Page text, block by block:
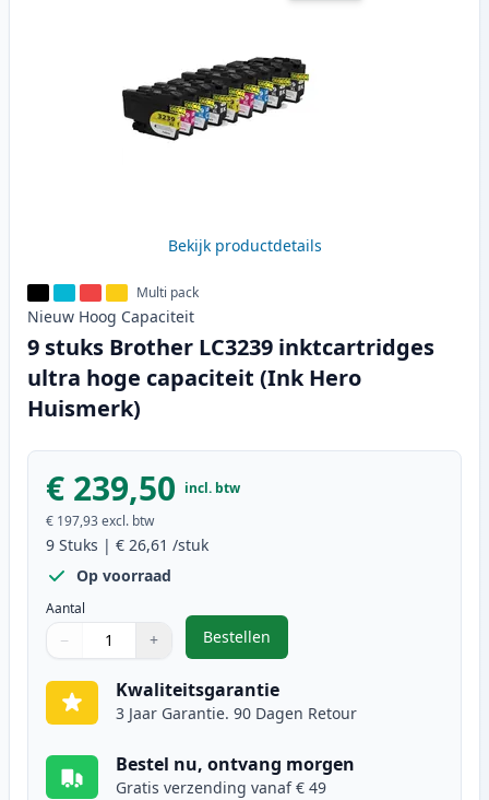
Bekijk productdetails
Multi pack
Nieuw Hoog Capaciteit
9 stuks Brother LC3239 inktcartridges
ultra hoge capaciteit (Ink Hero
Huismerk)
€ 239,50 incl. btw
€ 197,93excl. btw
9 Stuks | € 26,61 /stuk
Op voorraad
Aantal
Gebruik de knoppen om aan te passen
− +
1
Bestellen
,9 stuks Brother LC3239
Kwaliteitsgarantie
3 Jaar Garantie. 90 Dagen Retour
Bestel nu, ontvang morgen
Gratis verzending vanaf € 49